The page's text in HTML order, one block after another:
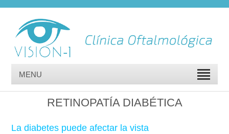
MENU
RETINOPATÍA DIABÉTICA
La diabetes puede afectar la vista